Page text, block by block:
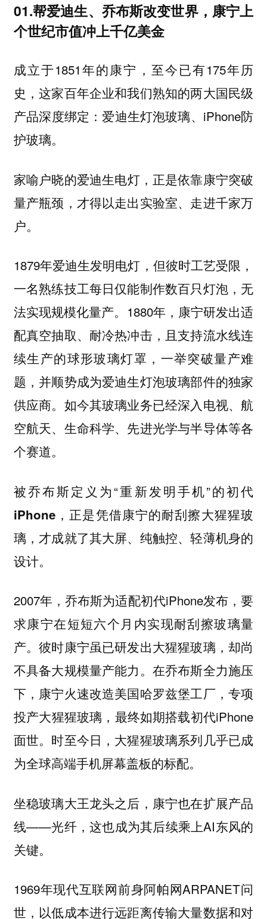
01.帮爱迪生、乔布斯改变世界，康宁上
个世纪市值冲上千亿美金
成立于1851年的康宁，至今已有175年历
史，这家百年企业和我们熟知的两大国民级
产品深度绑定：爱迪生灯泡玻璃、iPhone防
护玻璃。
家喻户晓的爱迪生电灯，正是依靠康宁突破
量产瓶颈，才得以走出实验室、走进千家万
户。
1879年爱迪生发明电灯，但彼时工艺受限，
一名熟练技工每日仅能制作数百只灯泡，无
法实现规模化量产。1880年，康宁研发出适
配真空抽取、耐冷热冲击，且支持流水线连
续生产的球形玻璃灯罩，一举突破量产难
题，并顺势成为爱迪生灯泡玻璃部件的独家
供应商。如今其玻璃业务已经深入电视、航
空航天、生命科学、先进光学与半导体等各
个赛道。
被乔布斯定义为“重新发明手机”的初代
iPhone，正是凭借康宁的耐刮擦大猩猩玻
璃，才成就了其大屏、纯触控、轻薄机身的
设计。
2007年，乔布斯为适配初代iPhone发布，要
求康宁在短短六个月内实现耐刮擦玻璃量
产。彼时康宁虽已研发出大猩猩玻璃，却尚
不具备大规模量产能力。在乔布斯全力施压
下，康宁火速改造美国哈罗兹堡工厂，专项
投产大猩猩玻璃，最终如期搭载初代iPhone
面世。时至今日，大猩猩玻璃系列几乎已成
为全球高端手机屏幕盖板的标配。
坐稳玻璃大王龙头之后，康宁也在扩展产品
线——光纤，这也成为其后续乘上AI东风的
关键。
1969年现代互联网前身阿帕网ARPANET问
世，以低成本进行远距离传输大量数据和对